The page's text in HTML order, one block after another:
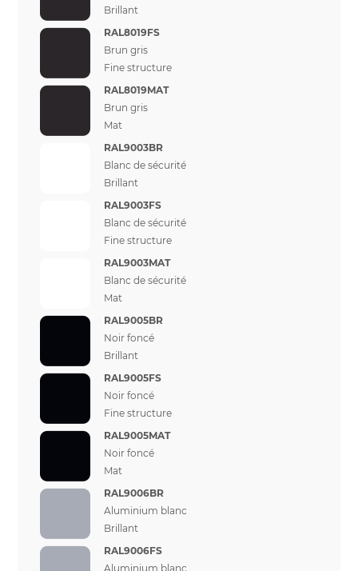
Brillant
RAL8019FS
Brun gris
Fine structure
RAL8019MAT
Brun gris
Mat
RAL9003BR
Blanc de sécurité
Brillant
RAL9003FS
Blanc de sécurité
Fine structure
RAL9003MAT
Blanc de sécurité
Mat
RAL9005BR
Noir foncé
Brillant
RAL9005FS
Noir foncé
Fine structure
RAL9005MAT
Noir foncé
Mat
RAL9006BR
Aluminium blanc
Brillant
RAL9006FS
Aluminium blanc